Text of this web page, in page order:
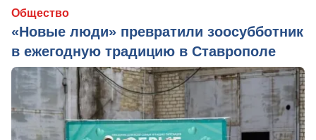
Общество
«Новые люди» превратили зоосубботник
в ежегодную традицию в Ставрополе